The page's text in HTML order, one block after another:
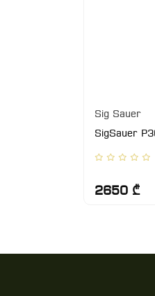
Sig Sauer
SigSauer
2650 ₾